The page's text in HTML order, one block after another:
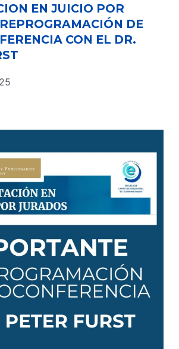
EN JUICIO POR
DE
CON EL DR.